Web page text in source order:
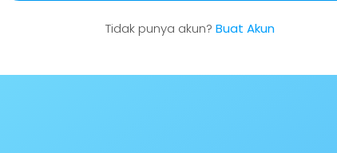
Tidak punya akun? Buat Akun